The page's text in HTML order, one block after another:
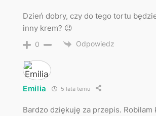
Dzień dobry, czy do tego tortu
inny krem? 😉
0 Odpowiedz
Emilia 5 lata temu
Bardzo dziękuję za przepis. Robilam